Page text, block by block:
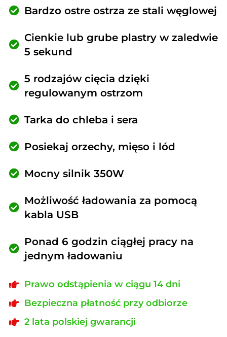
Bardzo ostre ostrza ze stali węglowej
Cienkie lub grube plastry w zaledwie
5 sekund
5 rodzajów cięcia dzięki
regulowanym ostrzom
Tarka do chleba i sera
Posiekaj orzechy, mięso i lód
Mocny silnik 350W
Możliwość ładowania za pomocą
kabla USB
Ponad 6 godzin ciągłej pracy na
jednym ładowaniu
Prawo odstąpienia w ciągu 14 dni
Bezpieczna płatność przy odbiorze
2 lata polskiej gwarancji